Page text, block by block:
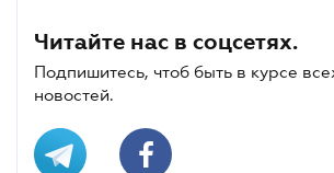
Читайте нас в соцсетях.
Подпишитесь, чтоб быть в курсе
новостей.